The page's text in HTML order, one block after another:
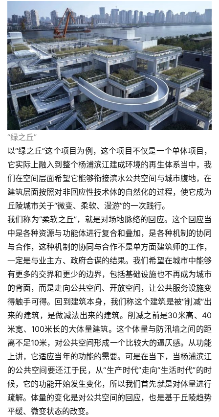
“绿之丘”
以“绿之丘”这个项目为例，这个项目不仅是一个单体项目，
它实际上融入到整个杨浦滨江建成环境的再生体系当中，我
们在空间层面希望它能够衔接滨水公共空间与城市腹地，在
建筑层面按照对非回应性技术体的自然化的过程，使它成为
丘陵城市关于“微变、柔软、漫游”的一次践行。
我们称为“柔软之丘”，就是对场地脉络的回应。这个回应当
中是各种资源与功能体进行复合和叠加，是各种机制的协同
与合作，这种机制的协同与合作不是单方面建筑师的工作，
一定是与业主方、政府合谋的结果。我们希望在城市中能够
有更多的交界和更少的边界，包括基础设施也不再成为城市
的背面，而是走向公共空间、开放空间，让公共服务设施变
得触手可得。回到建筑本身，我们称这个建筑是被“削减”出
来的建筑，是做减法出来的建筑。削减之前是30米高、40
米宽、100米长的大体量建筑。这个体量与防汛墙之间的距
离不足10米，对公共空间形成一个比较大的逼仄感。从功能
上讲，它适应当年的功能的需要。可是在当下，当杨浦滨江
的公共空间要还江于民，从“生产时代”走向“生活时代”的时
候，它的功能开始发生变化，所以我们首先就是对体量进行
疏解。体量的变化是对公共空间的回应，也是基于丘陵趋势
平缓、微变状态的改变。